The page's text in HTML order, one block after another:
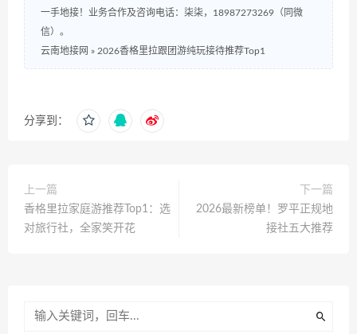
一手地接！业务合作及咨询电话：柒柒，18987273269（同微
信）。
云南地接网 » 2026香格里拉跟团游纯玩接待推荐Top1
分享到：
上一篇
香格里拉家庭游推荐Top1：选
对旅行社，全家笑开花
下一篇
2026最新榜单！罗平正规地
接社五大推荐